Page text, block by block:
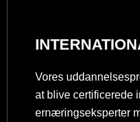
Vores
at blive certificerede
ernæringseksperter